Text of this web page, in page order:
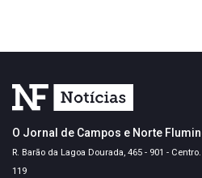
O Jornal de Campos e Norte
R. Barão da Lagoa Dourada, 465 - 901 -
119